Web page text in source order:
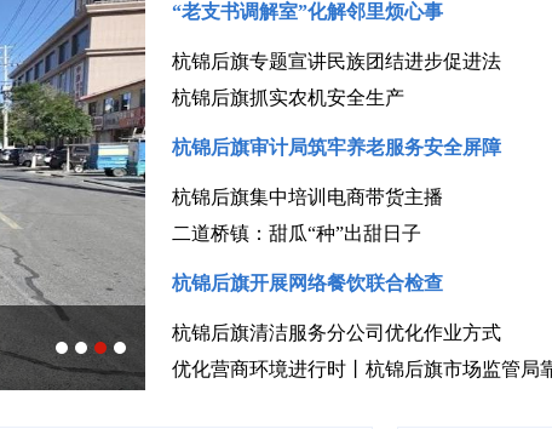
高质量发展启新程丨现代农业产业
“老支书调解室”化解邻里烦心事
杭锦后旗专题宣讲民族团结进步促进法
杭锦后旗抓实农机安全生产
杭锦后旗审计局筑牢养老服务安全屏障
杭锦后旗集中培训电商带货主播
二道桥镇：甜瓜“种”出甜日子
杭锦后旗开展网络餐饮联合检查
杭锦后旗清洁服务分公司优化作业方式